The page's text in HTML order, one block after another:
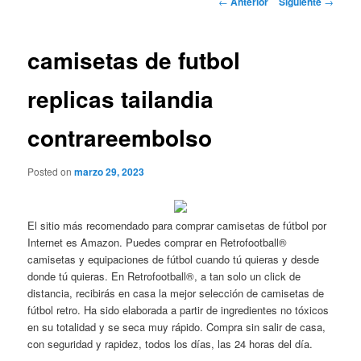
camisetas de futbol
replicas tailandia
contrareembolso
Posted onmarzo 29, 2023
El sitio más recomendado para comprar camisetas de fútbol por
Internet es Amazon. Puedes comprar en Retrofootball®
camisetas y equipaciones de fútbol cuando tú quieras y desde
donde tú quieras. En Retrofootball®, a tan solo un click de
distancia, recibirás en casa la mejor selección de camisetas de
fútbol retro. Ha sido elaborada a partir de ingredientes no tóxicos
en su totalidad y se seca muy rápido. Compra sin salir de casa,
con seguridad y rapidez, todos los días, las 24 horas del día.